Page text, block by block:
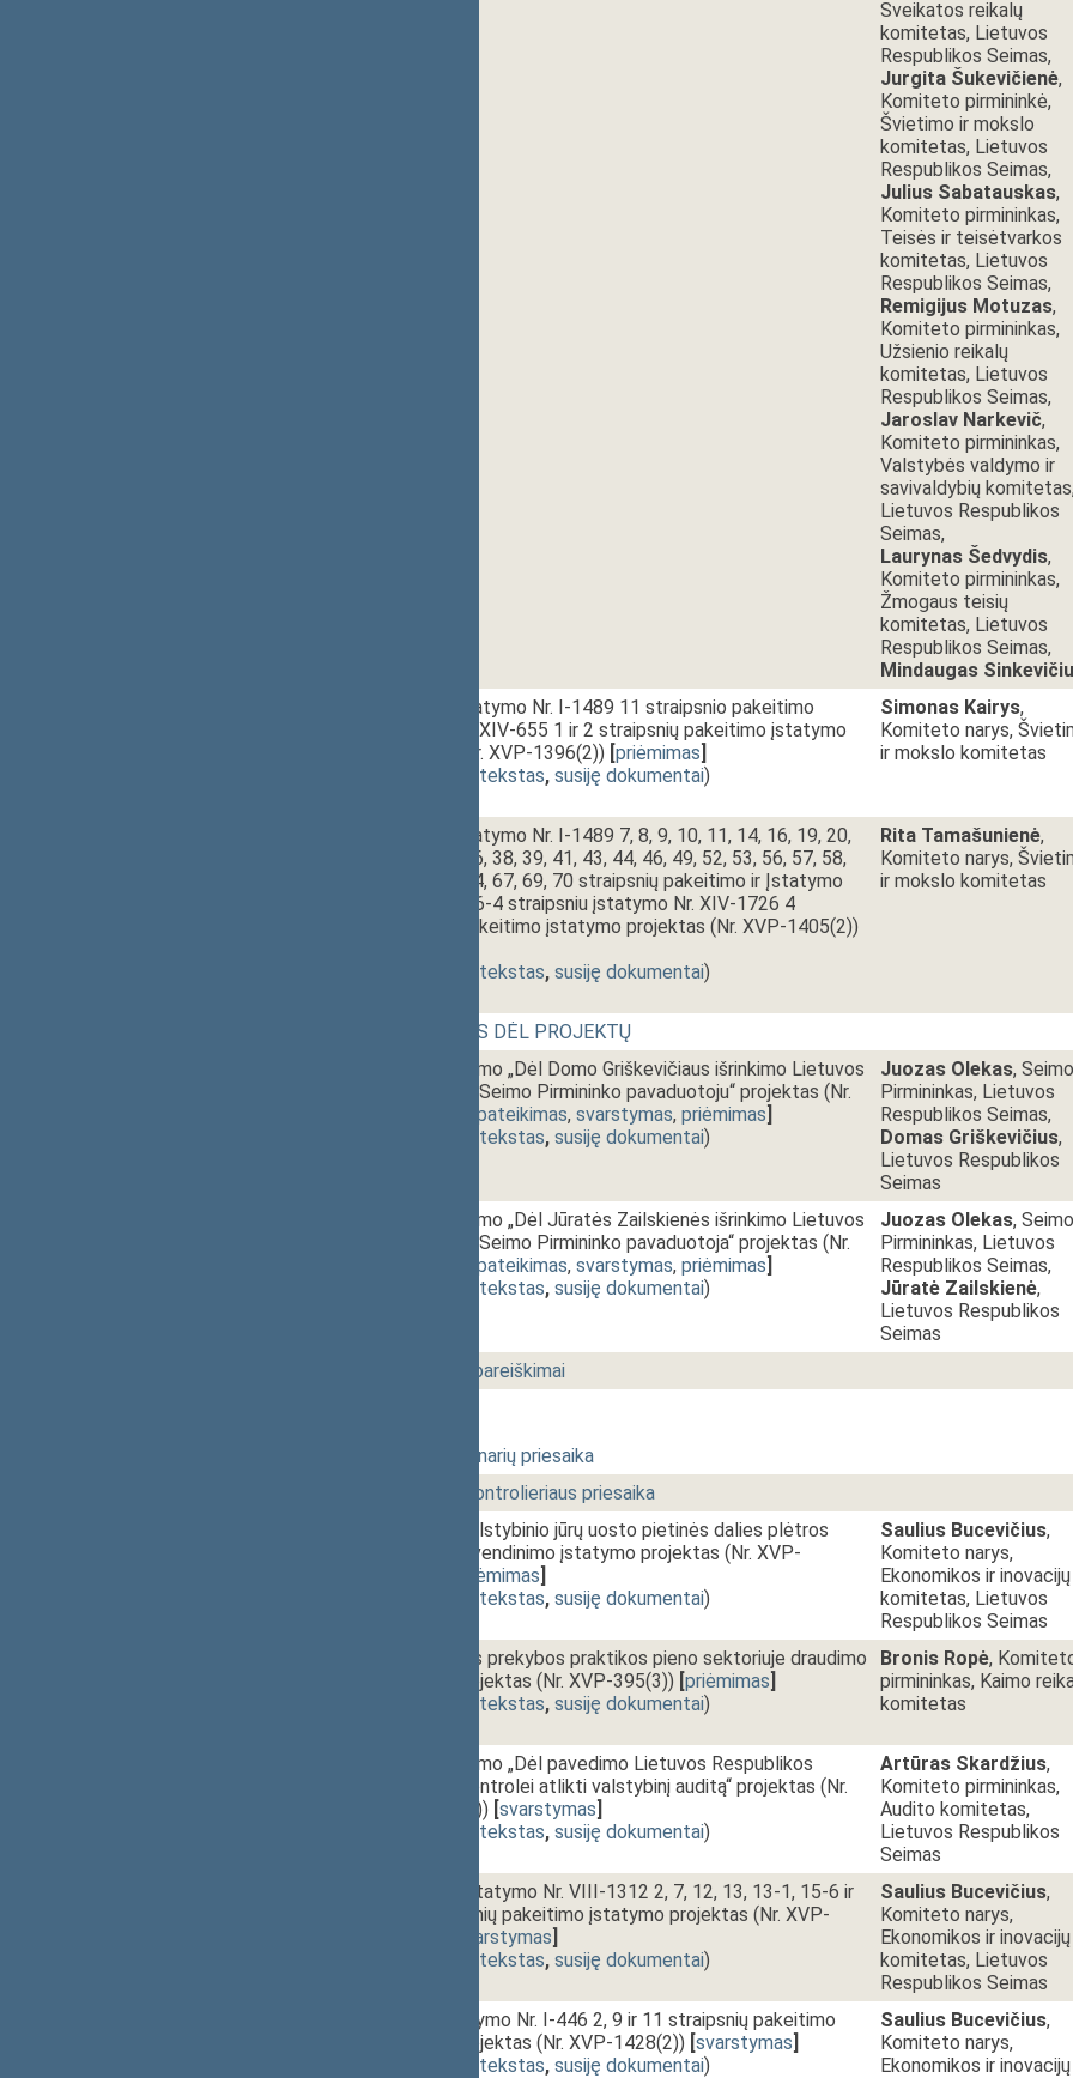
Sveikatos reikalų
komitetas, Lietuvos
Respublikos Seimas,
Jurgita Šukevičienė,
Komiteto pirmininkė,
Švietimo ir mokslo
komitetas, Lietuvos
Respublikos Seimas,
Julius Sabatauskas,
Komiteto pirmininkas,
Teisės ir teisėtvarkos
komitetas, Lietuvos
Respublikos Seimas,
Remigijus Motuzas,
Komiteto pirmininkas,
Užsienio reikalų
komitetas, Lietuvos
Respublikos Seimas,
Jaroslav Narkevič,
Komiteto pirmininkas,
Valstybės valdymo ir
savivaldybių
Lietuvos Respublikos
Seimas,
Laurynas Šedvydis,
Komiteto pirmininkas,
Žmogaus teisių
komitetas, Lietuvos
Respublikos Seimas,
Mindaugas
Švietimo įstatymo Nr. I-1489 11 straipsnio pakeitimo
įstatymo Nr. XIV-655 1 ir 2 straipsnių pakeitimo įstatymo
projektas (Nr. XVP-1396(2)) [priėmimas]
dokumento tekstas, susiję dokumentai)
Simonas Kairys,
Komiteto narys,
ir mokslo komitetas
Švietimo įstatymo Nr. I-1489 7, 8, 9, 10, 11, 14, 16, 19, 20,
21, 23, 29, 36, 38, 39, 41, 43, 44, 46, 49, 52, 53, 56, 57, 58,
59, 62, 63, 64, 67, 69, 70 straipsnių pakeitimo ir Įstatymo
papildymo 56-4 straipsniu įstatymo Nr. XIV-1726 4
straipsnio pakeitimo įstatymo projektas (Nr. XVP-1405(2))
dokumento tekstas, susiję dokumentai)
Rita Tamašunienė,
Komiteto narys,
ir mokslo komitetas
BALSAVIMAS DĖL PROJEKTŲ
Seimo nutarimo „Dėl Domo Griškevičiaus išrinkimo Lietuvos
Respublikos Seimo Pirmininko pavaduotoju“ projektas (Nr.
pateikimas, svarstymas, priėmimas]
dokumento tekstas, susiję dokumentai)
Juozas Olekas, Seimo
Pirmininkas, Lietuvos
Respublikos Seimas,
Domas Griškevičius,
Lietuvos Respublikos
Seimas
Seimo nutarimo „Dėl Jūratės Zailskienės išrinkimo Lietuvos
Respublikos Seimo Pirmininko pavaduotoja“ projektas (Nr.
pateikimas, svarstymas, priėmimas]
dokumento tekstas, susiję dokumentai)
Juozas Olekas, Seimo
Pirmininkas, Lietuvos
Respublikos Seimas,
Jūratė Zailskienė,
Lietuvos Respublikos
Seimas
Seimo narių pareiškimai
Vyriausybės narių priesaika
Žvalgybos kontrolieriaus priesaika
Klaipėdos valstybinio jūrų uosto pietinės dalies plėtros
projekto įgyvendinimo įstatymo projektas (Nr. XVP-
priėmimas]
dokumento tekstas, susiję dokumentai)
Saulius Bucevičius,
Komiteto narys,
Ekonomikos ir inovacijų
komitetas, Lietuvos
Respublikos Seimas
Nesąžiningos prekybos praktikos pieno sektoriuje draudimo
įstatymo projektas (Nr. XVP-395(3)) [priėmimas]
dokumento tekstas, susiję dokumentai)
Bronis Ropė,
pirmininkas, Kaimo
komitetas
Seimo nutarimo „Dėl pavedimo Lietuvos Respublikos
valstybės kontrolei atlikti valstybinį auditą“ projektas (Nr.
XVP-1670(2)) [svarstymas]
dokumento tekstas, susiję dokumentai)
Artūras Skardžius,
Komiteto pirmininkas,
Audito komitetas,
Lietuvos Respublikos
Seimas
Investicijų įstatymo Nr. VIII-1312 2, 7, 12, 13, 13-1, 15-6 ir
15-7 straipsnių pakeitimo įstatymo projektas (Nr. XVP-
svarstymas]
dokumento tekstas, susiję dokumentai)
Saulius Bucevičius,
Komiteto narys,
Ekonomikos ir inovacijų
komitetas, Lietuvos
Respublikos Seimas
Žemės įstatymo Nr. I-446 2, 9 ir 11 straipsnių pakeitimo
įstatymo projektas (Nr. XVP-1428(2)) [svarstymas]
dokumento tekstas, susiję dokumentai)
Saulius Bucevičius,
Komiteto narys,
Ekonomikos ir inovacijų